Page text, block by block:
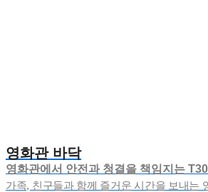
영화관 바닥
영화관에서 안전과 청결을 책임지는
가족, 친구들과 함께 즐거운 시간을 보내는